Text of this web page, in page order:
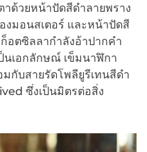
ด้วยหน้าปัดสีดำลายพราง
งมอนสเตอร์ และหน้าปัดสี
อตซิลลากำลังอ้าปากคำ
นเอกลักษณ์ เข็มนาฬิกา
มกับสายรัดโพลียูรีเทนสีดำ
ซึ่งเป็นมิตรต่อสิ่ง